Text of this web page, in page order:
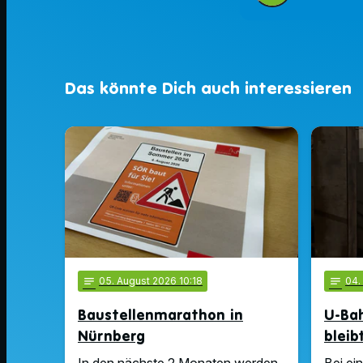
Das könnte Dich auch interessieren
notes 05. August 2026 10:18
Baustellenmarathon in
Nürnberg
notes 04
U-